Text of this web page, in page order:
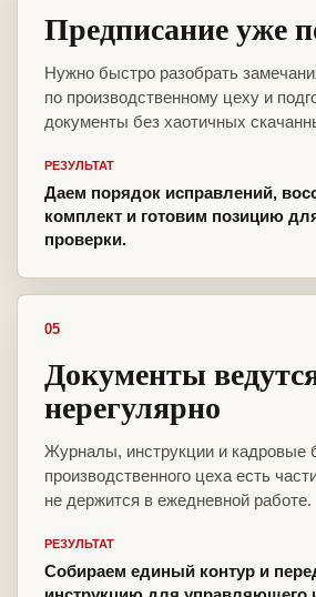
Предписание уже
Нужно быстро разобрать
по производственному цеху и
документы без хаотичных
РЕЗУЛЬТАТ
Даем порядок исправлений,
комплект и готовим позицию
проверки.
05
Документы
нерегулярно
Журналы, инструкции и кадровые
производственного цеха есть
не держится в ежедневной работе.
РЕЗУЛЬТАТ
Собираем единый контур и